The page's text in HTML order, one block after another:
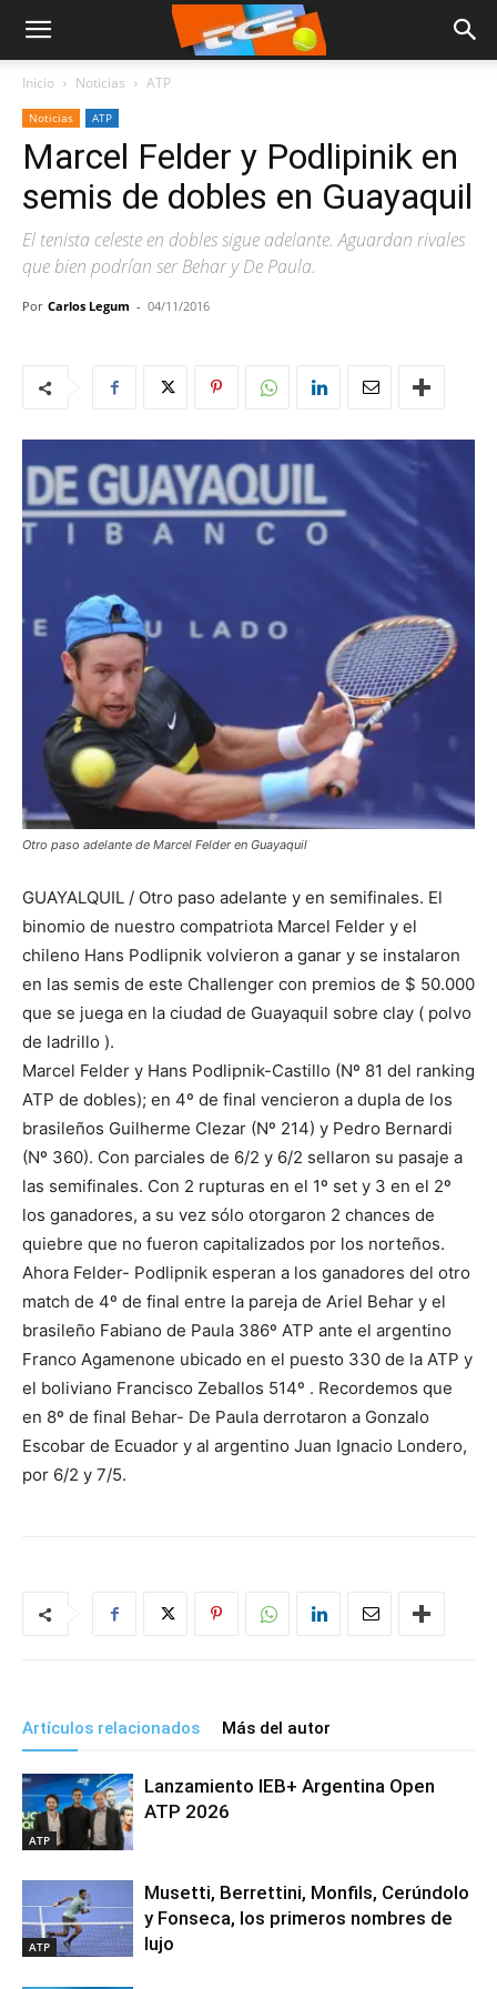
Inicio Noticias ATP
Noticias ATP
Marcel Felder y Podlipinik en
semis de dobles en Guayaquil
El tenista celeste en dobles sigue adelante. Aguardan rivales
que bien podrían ser Behar y De Paula.
Por Carlos Legum - 04/11/2016
Otro paso adelante de Marcel Felder en Guayaquil
GUAYALQUIL / Otro paso adelante y en semifinales. El
binomio de nuestro compatriota Marcel Felder y el
chileno Hans Podlipnik volvieron a ganar y se instalaron
en las semis de este Challenger con premios de $ 50.000
que se juega en la ciudad de Guayaquil sobre clay ( polvo
de ladrillo ).
Marcel Felder y Hans Podlipnik-Castillo (Nº 81 del ranking
ATP de dobles); en 4º de final vencieron a dupla de los
brasileños Guilherme Clezar (Nº 214) y Pedro Bernardi
(Nº 360). Con parciales de 6/2 y 6/2 sellaron su pasaje a
las semifinales. Con 2 rupturas en el 1º set y 3 en el 2º
los ganadores, a su vez sólo otorgaron 2 chances de
quiebre que no fueron capitalizados por los norteños.
Ahora Felder- Podlipnik esperan a los ganadores del otro
match de 4º de final entre la pareja de Ariel Behar y el
brasileño Fabiano de Paula 386º ATP ante el argentino
Franco Agamenone ubicado en el puesto 330 de la ATP y
el boliviano Francisco Zeballos 514º . Recordemos que
en 8º de final Behar- De Paula derrotaron a Gonzalo
Escobar de Ecuador y al argentino Juan Ignacio Londero,
por 6/2 y 7/5.
Artículos relacionados Más del autor
ATP
Lanzamiento IEB+ Argentina Open
ATP 2026
ATP
Musetti, Berrettini, Monfils, Cerúndolo
y Fonseca, los primeros nombres de
lujo